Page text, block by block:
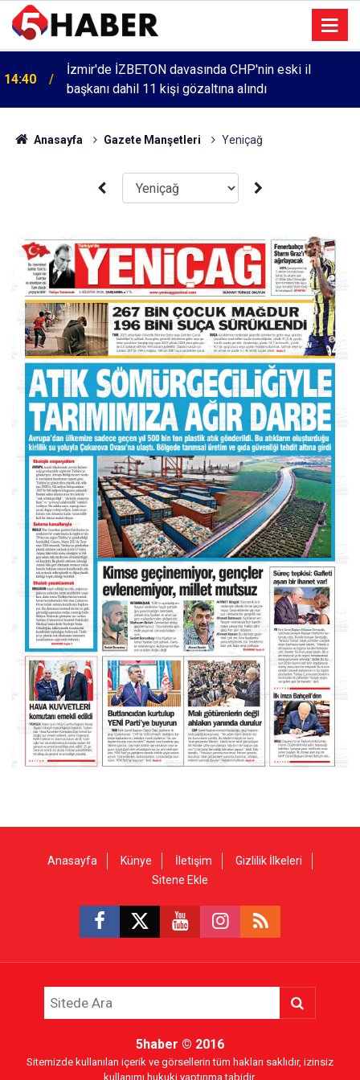
14:40
İzmir'de İZBETON davasında CHP'nin eski il
başkanı dahil 11 kişi gözaltına alındı
Anasayfa Gazete Manşetleri Yeniçağ
Anasayfa Künye İletişim
Gizlilik İlkeleri
Sitene Ekle
5haber © 2016
Sitemizde kullanılan içerik ve görsellerin tüm hakları saklıdır, izinsiz
kullanımı hukuki yaptırıma tabidir.